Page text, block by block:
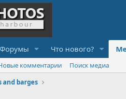
Форумы Что нового?
комментарии
Поиск медиа
and barges